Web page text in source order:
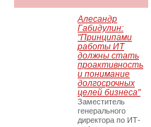
Алесандр
Габидулин:
"Принципами
работы ИТ
должны стать
проактивность
и понимание
долгосрочных
целей бизнеса"
Заместитель
генерального
директора по ИТ-